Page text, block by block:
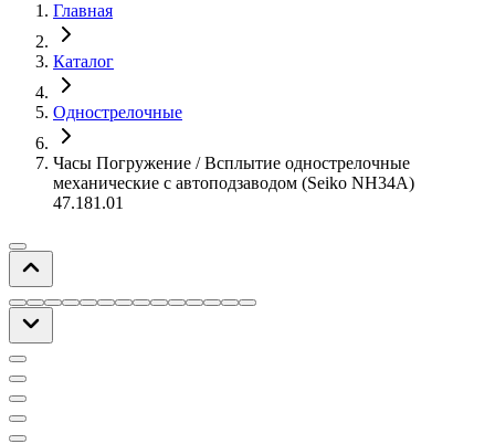
Главная
Каталог
Однострелочные
Часы Погружение / Всплытие однострелочные
механические с автоподзаводом (Seiko NH34A)
47.181.01